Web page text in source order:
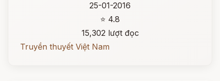
25-01-2016
⭐ 4.8
15,302 lượt đọc
Truyền thuyết Việt Nam